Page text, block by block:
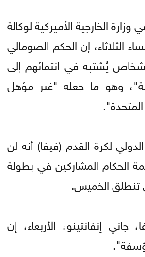
الخارجية الأميركية لوكالة
الثلاثاء، إن الحكم الصومالي
يُشتبه في انتمائهم إلى
وهو ما جعله "غير مؤهل
لكرة القدم (فيفا) أنه لن
الحكام المشاركين في بطولة
تنطلق الخميس.
إنفانتينو، الأربعاء، إن